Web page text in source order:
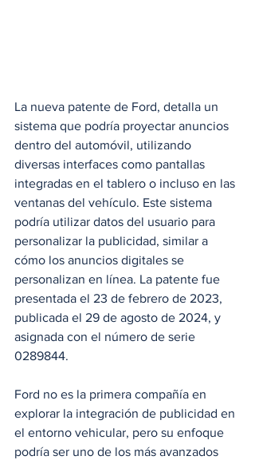
La nueva patente de Ford, detalla un
sistema que podría proyectar anuncios
dentro del automóvil, utilizando
diversas interfaces como pantallas
integradas en el tablero o incluso en las
ventanas del vehículo. Este sistema
podría utilizar datos del usuario para
personalizar la publicidad, similar a
cómo los anuncios digitales se
personalizan en línea. La patente fue
presentada el 23 de febrero de 2023,
publicada el 29 de agosto de 2024, y
asignada con el número de serie
0289844.
Ford no es la primera compañía en
explorar la integración de publicidad en
el entorno vehicular, pero su enfoque
podría ser uno de los más avanzados